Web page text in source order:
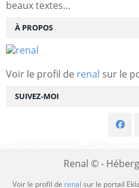
SUIVEZ-MOI
beaux textes...
À PROPOS
Voir le profil de renal sur le
Renal © -
Voir le profil de renal sur le portail